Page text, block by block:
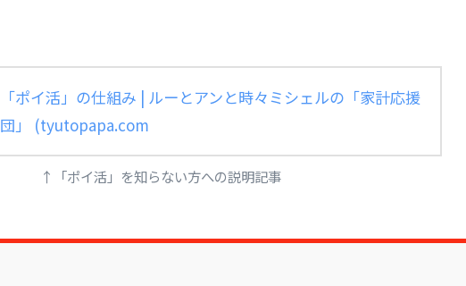
「ポイ活」の仕組み | ルーとアンと時々ミシェルの「家計応援
団」 (tyutopapa.com
↑「ポイ活」を知らない方への説明記事